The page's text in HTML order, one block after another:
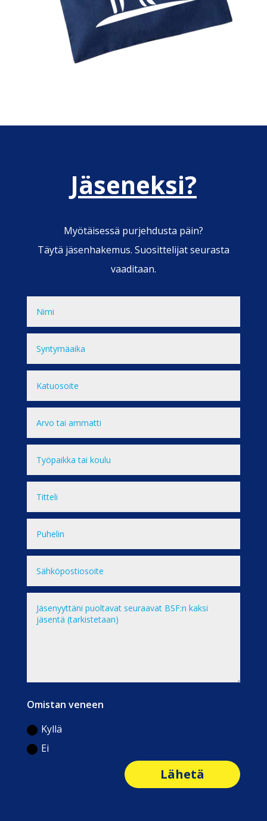
Jäseneksi?
Myötäisessä purjehdusta päin?
Täytä jäsenhakemus. Suosittelijat seurasta
vaaditaan.
Omistan veneen
Kyllä
Ei
Lähetä